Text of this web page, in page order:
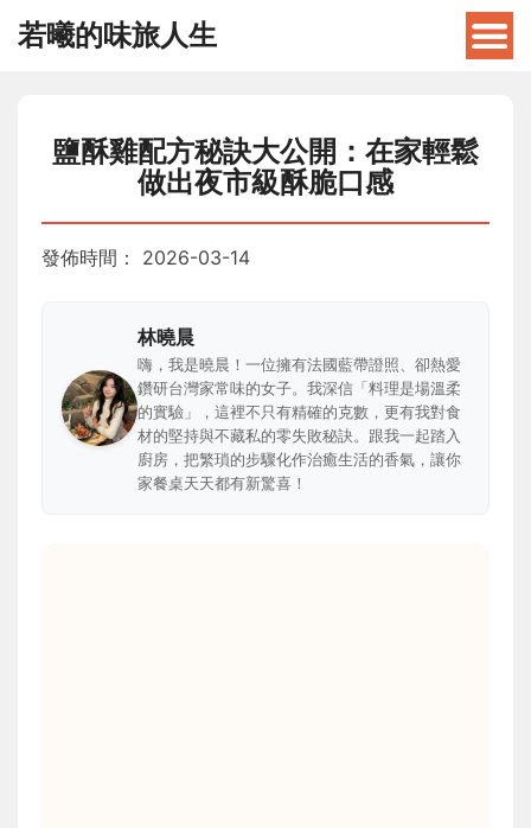
若曦的味旅人生
鹽酥雞配方秘訣大公開：在家輕鬆
做出夜市級酥脆口感
發佈時間： 2026-03-14
林曉晨
嗨，我是曉晨！一位擁有法國藍帶證照、卻熱愛
鑽研台灣家常味的女子。我深信「料理是場溫柔
的實驗」，這裡不只有精確的克數，更有我對食
材的堅持與不藏私的零失敗秘訣。跟我一起踏入
廚房，把繁瑣的步驟化作治癒生活的香氣，讓你
家餐桌天天都有新驚喜！